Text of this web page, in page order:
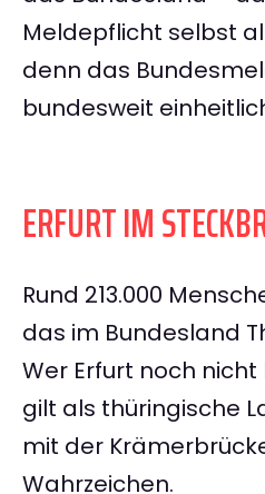
Meldepflicht selbst
denn das
bundesweit
ERFURT IM
Rund 213.000
das im Bundesland
Wer Erfurt noch
gilt als thüringische
mit der
Wahrzeichen.